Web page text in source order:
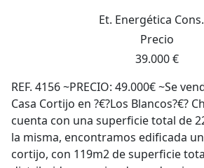
Et. Energética Cons.
Precio
39.000 €
REF. 4156 ~PRECIO: 49.000€ ~Se
Casa Cortijo en ?€?Los Blancos?€?
cuenta con una superficie total de
la misma, encontramos edificada
cortijo, con 119m2 de superficie